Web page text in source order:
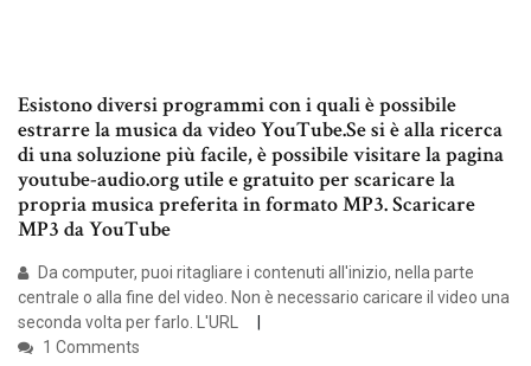
Esistono diversi programmi con i quali è possibile
estrarre la musica da video YouTube.Se si è alla ricerca
di una soluzione più facile, è possibile visitare la pagina
youtube-audio.org utile e gratuito per scaricare la
propria musica preferita in formato MP3. Scaricare
MP3 da YouTube
Da computer, puoi ritagliare i contenuti all'inizio, nella parte
centrale o alla fine del video. Non è necessario caricare il video una
seconda volta per farlo. L'URL
1 Comments